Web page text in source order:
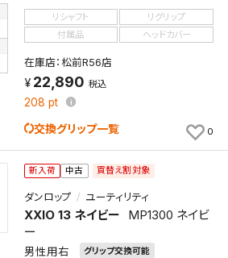
リシャフト
リグリップ
付属品
ヘッドカバー
在庫店：松前R56店
22,890 税込
208 pt
交換グリップ一覧 0
新入荷 中古 買替え割対象
ダンロップ ユーティリティ
XXIO 13 ネイビー
MP1300 ネイビ
ー
男性用右 グリップ交換可能